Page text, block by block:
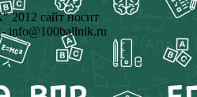
сайт носит
info@100ballnik.ru